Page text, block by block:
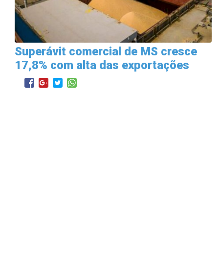
Superávit comercial de MS cresce
17,8% com alta das exportações